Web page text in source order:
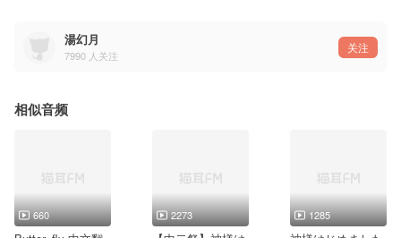
恶罗王大人让我做你的狗吧汪汪汪！！！
湯幻月
7990 人关注
关注
相似音频
660 2273 1285